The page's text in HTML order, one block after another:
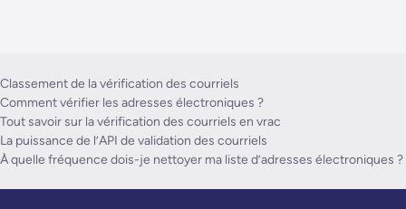
Classement de la vérification des courriels
Comment vérifier les adresses électroniques ?
Tout savoir sur la vérification des courriels en vrac
La puissance de l’API de validation des courriels
À quelle fréquence dois-je nettoyer ma liste d’adresses électroniques ?